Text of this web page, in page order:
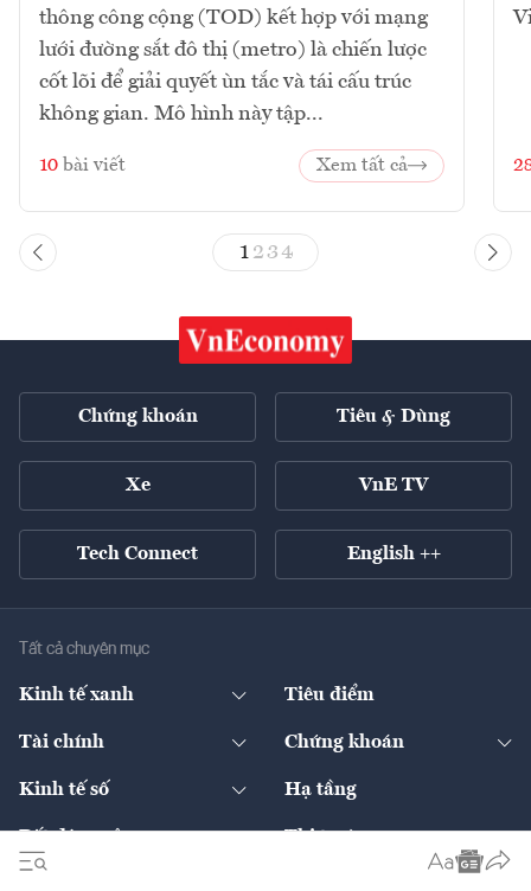
thông công cộng (TOD) kết hợp với mạng
lưới đường sắt đô thị (metro) là chiến lược
cốt lõi để giải quyết ùn tắc và tái cấu trúc
không gian. Mô hình này tập...
10 bài viết Xem tất cả
1 23 4
Chứng khoán Tiêu & Dùng
Xe VnE TV
Tech Connect English ++
Tất cả chuyên mục
Kinh tế xanh
Diễn đàn
Tiêu điểm
Tài chính
Ngân hàng
Thuế
Chứng khoán
Doanh nghiệp niêm yết
Kinh tế số
Sản phẩm - Thị trường
Tài sản số
Hạ tầng
Bất động sản
Chính sách
Thị trường